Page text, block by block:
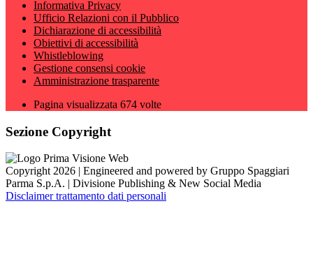
Informativa Privacy
Ufficio Relazioni con il Pubblico
Dichiarazione di accessibilità
Obiettivi di accessibilità
Whistleblowing
Gestione consensi cookie
Amministrazione trasparente
Pagina visualizzata 674 volte
Sezione Copyright
Copyright 2026 | Engineered and powered by Gruppo Spaggiari
Parma S.p.A. | Divisione Publishing & New Social Media
Disclaimer trattamento dati personali